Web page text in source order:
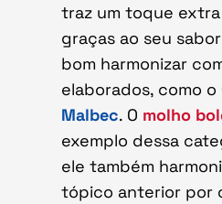
traz um toque extra
graças ao seu
bom harmonizar
elaborados, como o
Malbec. O molho
exemplo dessa
ele também
tópico anterior por